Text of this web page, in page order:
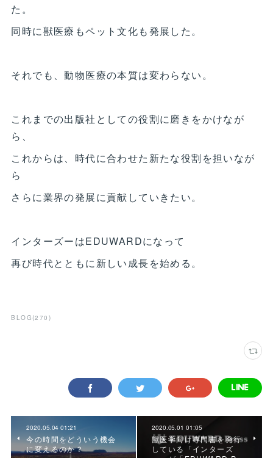
た。
同時に獣医療もペット文化も発展した。
それでも、動物医療の本質は変わらない。
これまでの出版社としての役割に磨きをかけなが
ら、
これからは、時代に合わせた新たな役割を担いなが
ら
さらに業界の発展に貢献していきたい。
インターズーはEDUWARDになって
再び時代とともに新しい成長を始める。
BLOG (270 )
2020.05.04 01:21
今の時間をどういう機会
に変えるのか？
2020.05.01 01:05
獣医学向け専門書を発行
している「インターズ